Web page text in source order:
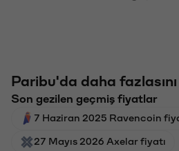
Paribu'da daha
Son gezilen geçmiş fiyatlar
7 Haziran 2025 Ravencoin
27 Mayıs 2026 Axelar fiyatı